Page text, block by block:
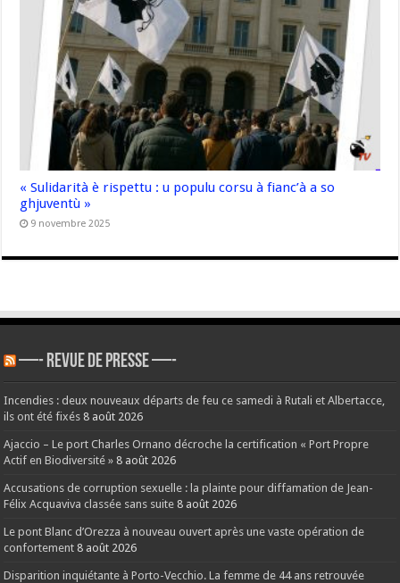
« Sulidarità è rispettu : u populu corsu à fianc’à a so
ghjuventù »
9 novembre 2025
—- REVUE DE PRESSE —-
Incendies : deux nouveaux départs de feu ce samedi à Rutali et Albertacce,
ils ont été fixés 8 août 2026
Ajaccio – Le port Charles Ornano décroche la certification « Port Propre
Actif en Biodiversité » 8 août 2026
Accusations de corruption sexuelle : la plainte pour diffamation de Jean-
Félix Acquaviva classée sans suite 8 août 2026
Le pont Blanc d’Orezza à nouveau ouvert après une vaste opération de
confortement 8 août 2026
Disparition inquiétante à Porto-Vecchio. La femme de 44 ans retrouvée